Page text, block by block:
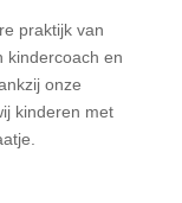
praktijk van
kindercoach en
onze
kinderen met